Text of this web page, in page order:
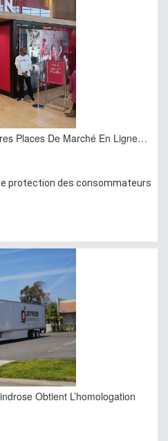
Places De Marché En Ligne…
protection des consommateurs
Obtient L’homologation